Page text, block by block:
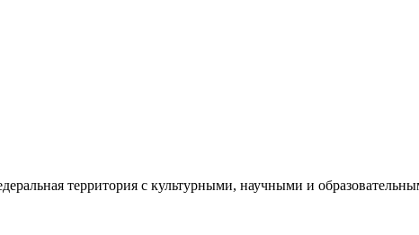
территория с культурными, научными и